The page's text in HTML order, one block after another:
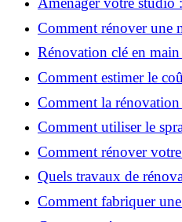
erreurs à éviter
Comment rénover une
avec 50 000 € : budget,
Rénovation clé en
solution et à quoi faire
Comment estimer le
?
Comment la
rentabilité de votre
Comment utiliser le
Salt pour des cheveux
Comment rénover
astuces bois ?
Quels travaux de
éligibles à
Comment fabriquer
maison ?